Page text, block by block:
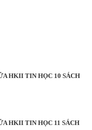
HKII TIN HỌC 10 SÁCH
HKII TIN HỌC 11 SÁCH